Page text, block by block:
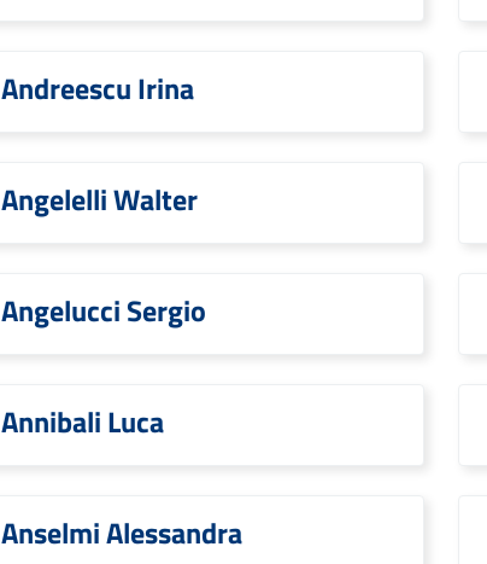
Andreescu Irina
Angelelli Walter
Angelucci Sergio
Annibali Luca
Anselmi Alessandra